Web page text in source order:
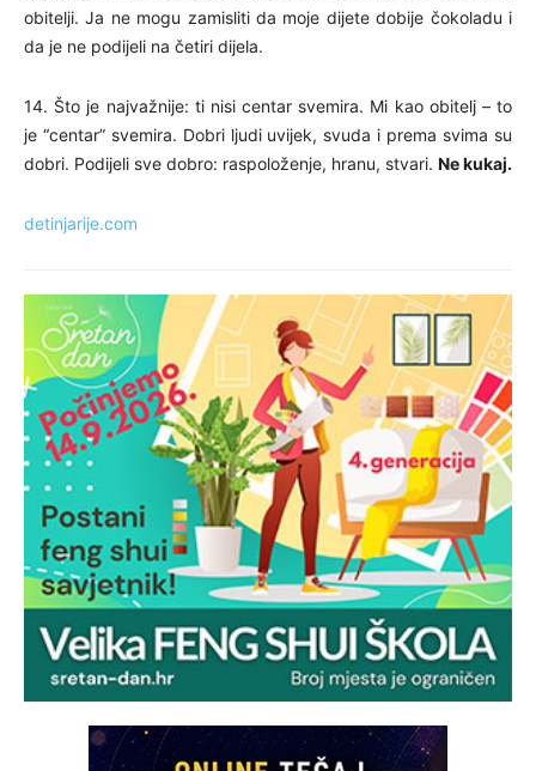
obitelji. Ja ne mogu zamisliti da moje dijete dobije čokoladu i
da je ne podijeli na četiri dijela.
14. Što je najvažnije: ti nisi centar svemira. Mi kao obitelj – to
je “centar” svemira. Dobri ljudi uvijek, svuda i prema svima su
dobri. Podijeli sve dobro: raspoloženje, hranu, stvari. Ne kukaj.
detinjarije.com